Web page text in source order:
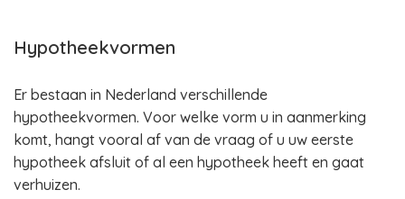
Hypotheekvormen
Er bestaan in Nederland verschillende
hypotheekvormen. Voor welke vorm u in aanmerking
komt, hangt vooral af van de vraag of u uw eerste
hypotheek afsluit of al een hypotheek heeft en gaat
verhuizen.